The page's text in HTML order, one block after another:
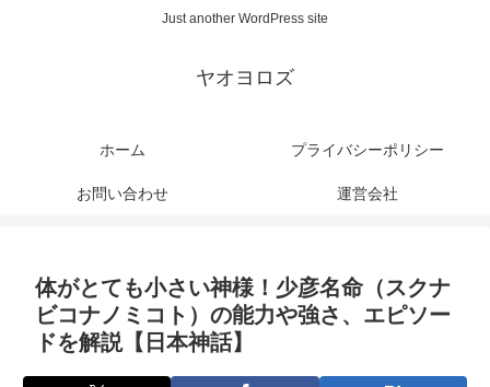
Just another WordPress site
ヤオヨロズ
ホーム プライバシーポリシー
お問い合わせ 運営会社
体がとても小さい神様！少彦名命（スクナ
ビコナノミコト）の能力や強さ、エピソー
ドを解説【日本神話】